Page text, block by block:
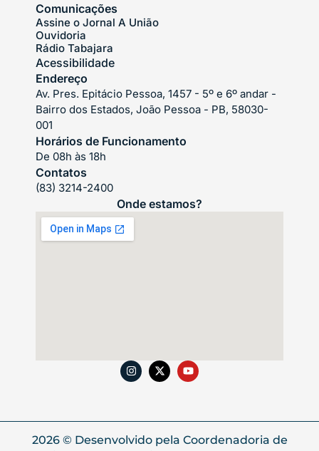
Comunicações
Assine o Jornal A União
Ouvidoria
Rádio Tabajara
Acessibilidade
Endereço
Av. Pres. Epitácio Pessoa, 1457 - 5º e 6º andar -
Bairro dos Estados, João Pessoa - PB, 58030-
001
Horários de Funcionamento
De 08h às 18h
Contatos
(83) 3214-2400
Onde estamos?
2026 © Desenvolvido pela Coordenadoria de